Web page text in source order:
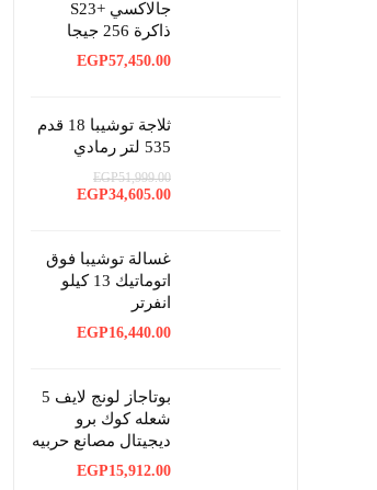
جالاكسي +S23
ذاكرة 256 جيجا
EGP57,450.00
ثلاجة توشيبا 18 قدم
535 لتر رمادي
EGP51,999.00
السعر
EGP34,605.00
السعر
غسالة توشيبا فوق
اتوماتيك 13 كيلو
انفرتر
EGP16,440.00
بوتاجاز لونج لايف 5
شعله كوك برو
ديجيتال مصانع حربيه
EGP15,912.00